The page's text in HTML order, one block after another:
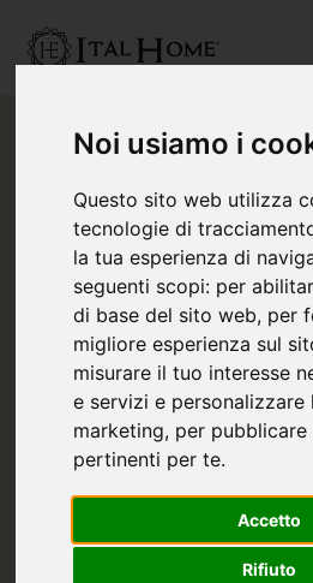
Noi usiamo i
Questo sito web utilizza
tecnologie di
la tua esperienza di
seguenti scopi: per
di base del sito web, per
migliore esperienza sul
misurare il tuo interesse
e servizi e personalizzare
marketing, per pubblicare
pertinenti per te.
Accetto
Rifiuto